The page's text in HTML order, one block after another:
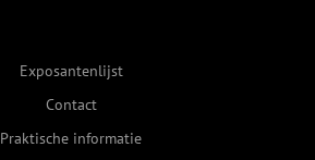
Exposantenlijst
Contact
Praktische informatie